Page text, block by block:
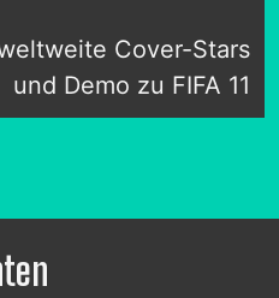
Cover-Stars
und Demo zu FIFA 11